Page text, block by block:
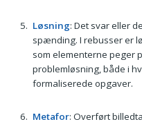
Løsning: Det svar eller
spænding. I rebusser er
som elementerne peger
problemløsning, både i
formaliserede opgaver.
Metafor: Overført